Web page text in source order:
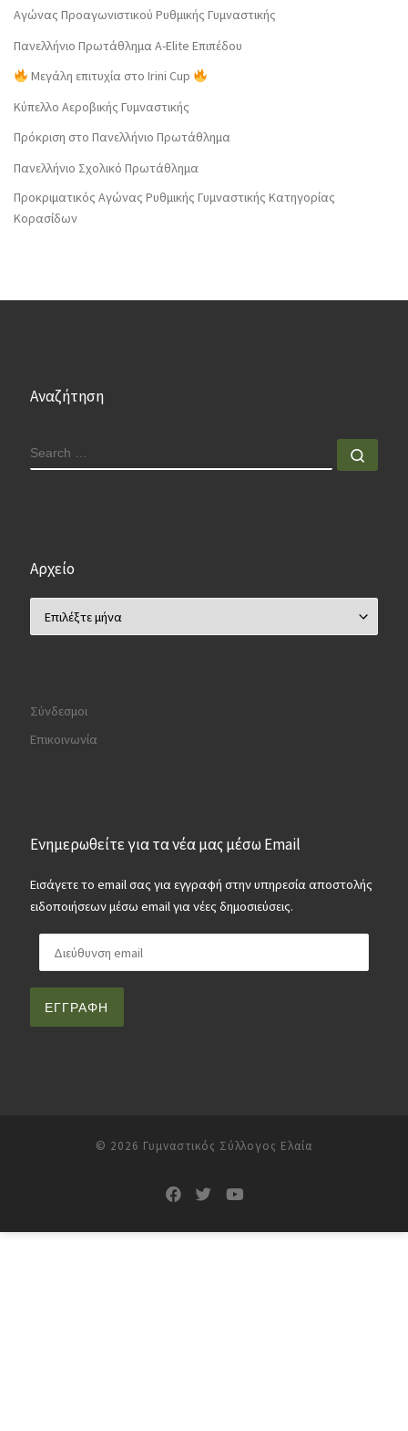
Αγώνας Προαγωνιστικού Ρυθμικής Γυμναστικής
Πανελλήνιο Πρωτάθλημα Α-Elite Επιπέδου
Μεγάλη επιτυχία στο Irini Cup
Κύπελλο Αεροβικής Γυμναστικής
Πρόκριση στο Πανελλήνιο Πρωτάθλημα
Πανελλήνιο Σχολικό Πρωτάθλημα
Προκριματικός Αγώνας Ρυθμικής Γυμναστικής Κατηγορίας
Κορασίδων
Αναζήτηση
SEARCH
Αρχείο
Σύνδεσμοι
Επικοινωνία
Ενημερωθείτε για τα νέα μας μέσω Email
Εισάγετε το email σας για εγγραφή στην υπηρεσία αποστολής
ειδοποιήσεων μέσω email για νέες δημοσιεύσεις.
ΕΓΓΡΑΦΉ
© 2026 Γυμναστικός Σύλλογος Ελαία